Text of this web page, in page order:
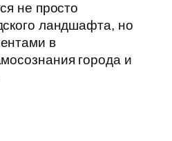
не просто
ландшафта, но
в
города и